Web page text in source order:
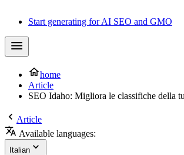
Start generating for AI SEO and GMO
home
Article
SEO Idaho: Migliora le classifiche della
Article
Available languages:
Italian